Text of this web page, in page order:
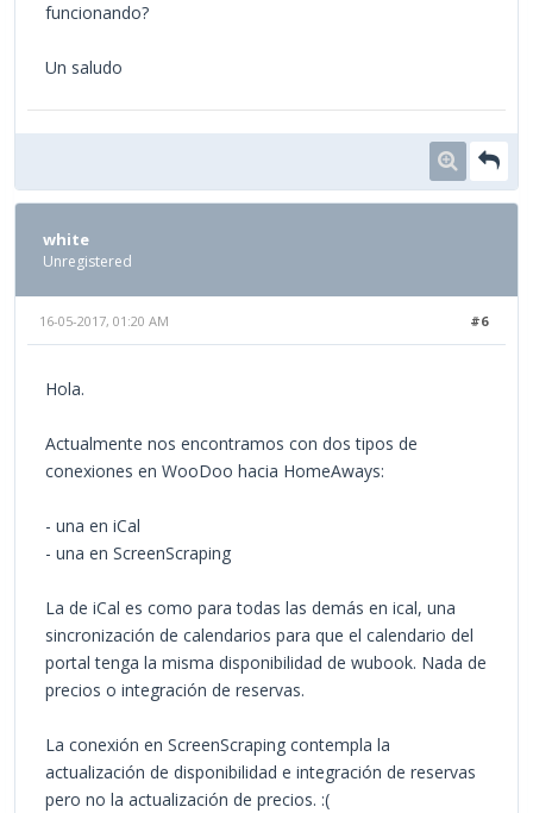
funcionando?
Un saludo
white
Unregistered
#6
16-05-2017, 01:20 AM
Hola.
Actualmente nos encontramos con dos tipos de
conexiones en WooDoo hacia HomeAways:
- una en iCal
- una en ScreenScraping
La de iCal es como para todas las demás en ical, una
sincronización de calendarios para que el calendario del
portal tenga la misma disponibilidad de wubook. Nada de
precios o integración de reservas.
La conexión en ScreenScraping contempla la
actualización de disponibilidad e integración de reservas
pero no la actualización de precios. :(